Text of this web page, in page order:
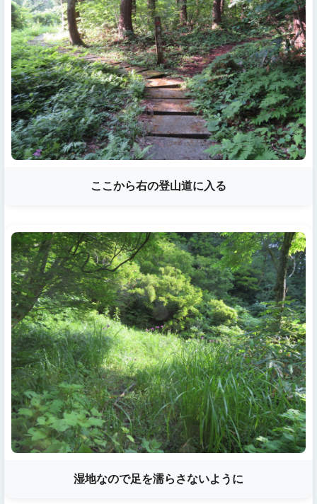
ここから右の登山道に入る
湿地なので足を濡らさないように